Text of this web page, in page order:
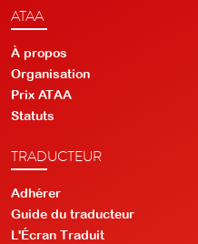
ATAA
À propos
Organisation
Prix ATAA
Statuts
TRADUCTEUR
Adhérer
Guide du traducteur
L'Écran Traduit